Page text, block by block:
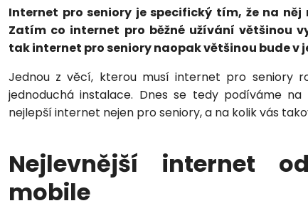
Internet pro seniory je specifický tím, že na
Zatím co internet pro běžné užívání většinou
tak internet pro seniory naopak většinou bude
Jednou z věcí, kterou musí internet pro seniory
jednoduchá instalace. Dnes se tedy podíváme
nejlepší internet nejen pro seniory, a na kolik vás
Nejlevnější internet
mobile
Vložením osobních údajů
spodmínkami ochrany